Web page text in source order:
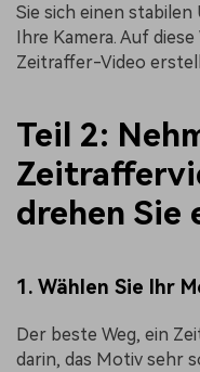
Sie sich einen
Ihre Kamera. Auf
Zeitraffer-Video
Teil 2:
drehen Sie
1. Wählen Sie Ihr
Der beste Weg, ein
darin, das Motiv sehr